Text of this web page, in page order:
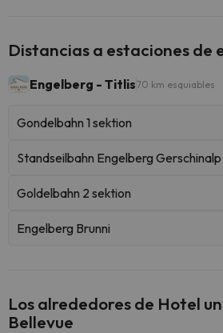
Distancias a estaciones de
Engelberg - Titlis70 km esquiables
Gondelbahn 1 sektion
Standseilbahn Engelberg Gerschinalp
Goldelbahn 2 sektion
Engelberg Brunni
Los alrededores de Hotel
Bellevue